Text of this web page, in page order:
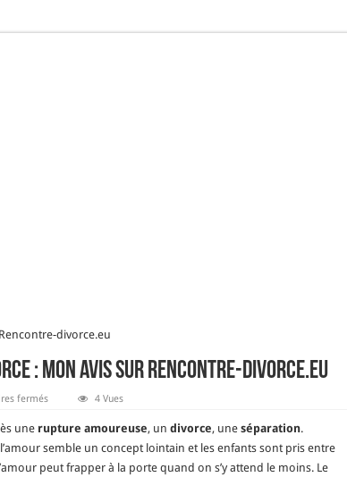
divorce.eu
: Mon avis sur Rencontre-divorce.eu
ferméssur
après
divorce
:
Mon
4 Vues
une rupture amoureuse, un divorce, une séparation.
semble un concept lointain et les enfants sont pris entre
peut frapper à la porte quand on s’y attend le moins. Le